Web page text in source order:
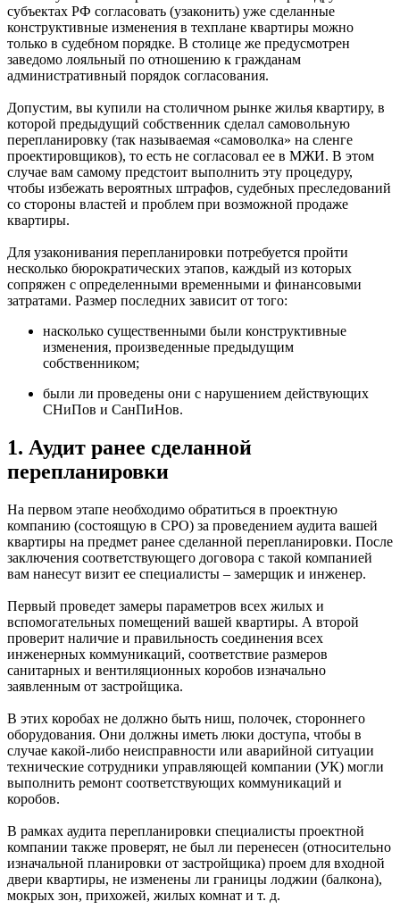
субъектах РФ согласовать (узаконить) уже сделанные
конструктивные изменения в техплане квартиры можно
только в судебном порядке. В столице же предусмотрен
заведомо лояльный по отношению к гражданам
административный порядок согласования.
Допустим, вы купили на столичном рынке жилья квартиру, в
которой предыдущий собственник сделал самовольную
перепланировку (так называемая «самоволка» на сленге
проектировщиков), то есть не согласовал ее в МЖИ. В этом
случае вам самому предстоит выполнить эту процедуру,
чтобы избежать вероятных штрафов, судебных преследований
со стороны властей и проблем при возможной продаже
квартиры.
Для узаконивания перепланировки потребуется пройти
несколько бюрократических этапов, каждый из которых
сопряжен с определенными временными и финансовыми
затратами. Размер последних зависит от того:
насколько существенными были конструктивные
изменения, произведенные предыдущим
собственником;
были ли проведены они с нарушением действующих
СНиПов и СанПиНов.
1. Аудит ранее сделанной
перепланировки
На первом этапе необходимо обратиться в проектную
компанию (состоящую в СРО) за проведением аудита вашей
квартиры на предмет ранее сделанной перепланировки. После
заключения соответствующего договора с такой компанией
вам нанесут визит ее специалисты – замерщик и инженер.
Первый проведет замеры параметров всех жилых и
вспомогательных помещений вашей квартиры. А второй
проверит наличие и правильность соединения всех
инженерных коммуникаций, соответствие размеров
санитарных и вентиляционных коробов изначально
заявленным от застройщика.
В этих коробах не должно быть ниш, полочек, стороннего
оборудования. Они должны иметь люки доступа, чтобы в
случае какой-либо неисправности или аварийной ситуации
технические сотрудники управляющей компании (УК) могли
выполнить ремонт соответствующих коммуникаций и
коробов.
В рамках аудита перепланировки специалисты проектной
компании также проверят, не был ли перенесен (относительно
изначальной планировки от застройщика) проем для входной
двери квартиры, не изменены ли границы лоджии (балкона),
мокрых зон, прихожей, жилых комнат и т. д.